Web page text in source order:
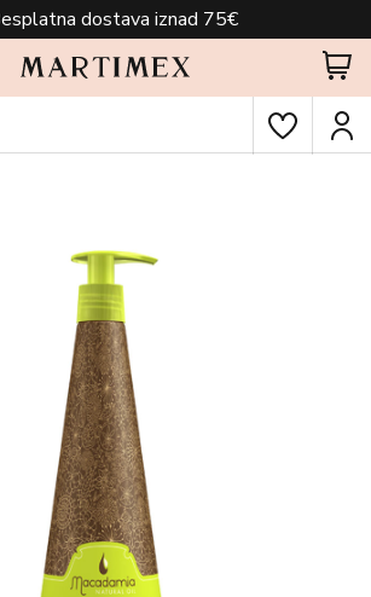
dostava iznad 75€